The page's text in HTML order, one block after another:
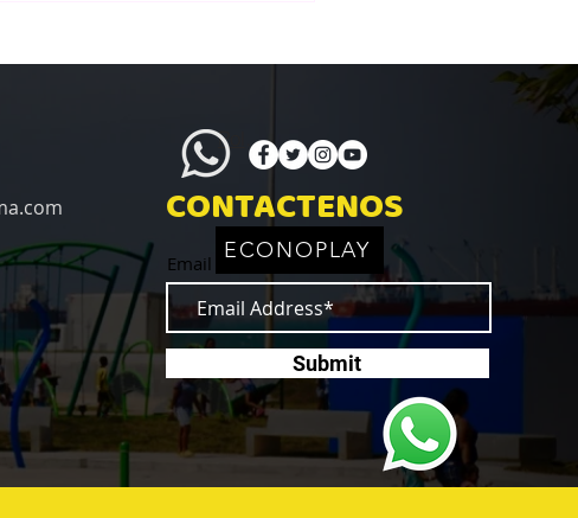
Real
Policita
CONTACTENOS
Email
Submit
ECONOPLAY